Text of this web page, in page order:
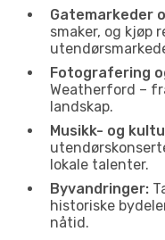
Gatemarkeder
smaker, og kjøp
Fotografering
Weatherford –
landskap.
Musikk- og
lokale talenter.
Byvandringer:
historiske
nåtid.